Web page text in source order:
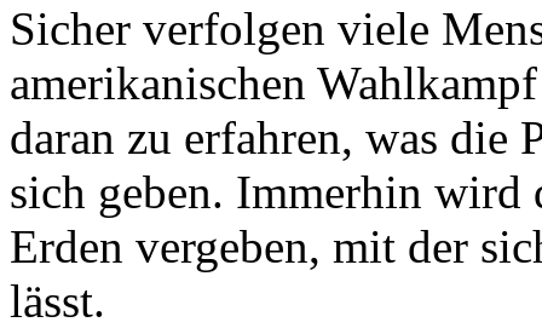
Sicher verfolgen viele
amerikanischen
daran zu erfahren, was die
sich geben. Immerhin wird
Erden vergeben, mit der
lässt.